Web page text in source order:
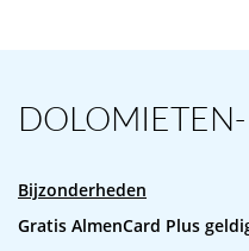
DOLOMIETEN-
Bijzonderheden
Gratis AlmenCard Plus